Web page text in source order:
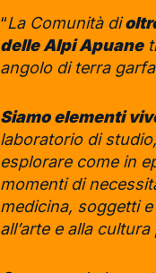
“La Comunità di
delle Alpi Apuaneti
angolo di terra
Siamo elementi
laboratorio di
esplorare come in
momenti di
medicina, soggetti
all’arte e alla